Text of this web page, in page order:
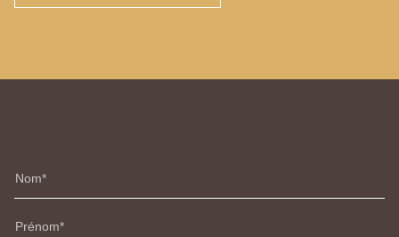
Nom
Prénom